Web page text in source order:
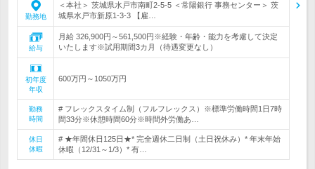
勤務地
＜本社＞ 茨城県水戸市南町2-5-5 ＜常陽銀行 事務センター＞ 茨
城県水戸市新原1-3-3 【雇…
給与
月給 326,900円～561,500円※経験・年齢・能力を考慮して決定
いたします※試用期間3カ月（待遇変更なし）
初年度
年収
600万円～1050万円
勤務
時間
# フレックスタイム制（フルフレックス）※標準労働時間1日7時
間33分※休憩時間60分※時間外労働あ…
休日
休暇
# ★年間休日125日★* 完全週休二日制（土日祝休み）* 年末年始
休暇（12/31～1/3）* 有…